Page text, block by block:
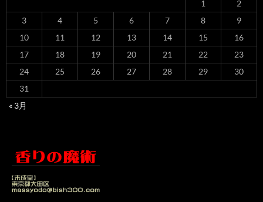
1
2
3
4 5 6 7 8
9
10
11 12 13 14 15
16
17
18 19 20 21 22
23
24
25 26 27 28 29
30
31
« 3月